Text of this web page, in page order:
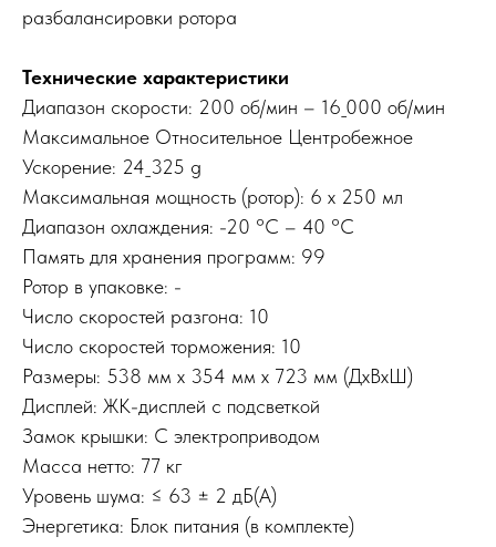
разбалансировки ротора
Технические характеристики
Диапазон скорости: 200 об/мин – 16_000 об/мин
Mаксимальное Относительное Центробежное
Ускорение: 24_325 g
Максимальная мощность (ротор): 6 x 250 мл
Диапазон охлаждения: -20 °C – 40 °C
Память для хранения программ: 99
Ротор в упаковке: -
Число скоростей разгона: 10
Число скоростей торможения: 10
Размеры: 538 мм x 354 мм x 723 мм (ДxВxШ)
Дисплей: ЖК-дисплей с подсветкой
Замок крышки: С электроприводом
Масса нетто: 77 кг
Уровень шума: ≤ 63 ± 2 дБ(A)
Энергетика: Блок питания (в комплекте)